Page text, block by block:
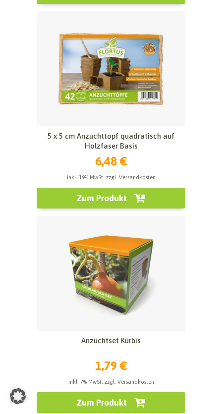
5 x 5 cm Anzuchttopf quadratisch auf
Holzfaser Basis
6,48 €
inkl. 19% MwSt. zzgl. Versandkosten
Zum Produkt
Anzuchtset Kürbis
1,79 €
inkl. 7% MwSt. zzgl. Versandkosten
Zum Produkt